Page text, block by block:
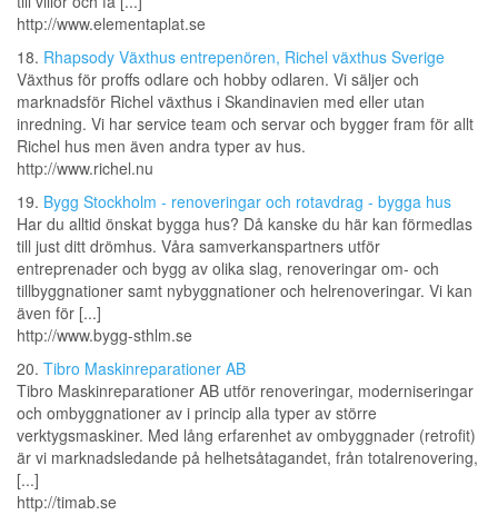
http://www.elementaplat.se
18. Rhapsody Växthus entrepenören, Richel växthus Sverige
Växthus för proffs odlare och hobby odlaren. Vi säljer och
marknadsför Richel växthus i Skandinavien med eller utan
inredning. Vi har service team och servar och bygger fram för allt
Richel hus men även andra typer av hus.
http://www.richel.nu
19. Bygg Stockholm - renoveringar och rotavdrag - bygga hus
Har du alltid önskat bygga hus? Då kanske du här kan förmedlas
till just ditt drömhus. Våra samverkanspartners utför
entreprenader och bygg av olika slag, renoveringar om- och
tillbyggnationer samt nybyggnationer och helrenoveringar. Vi kan
även för [...]
http://www.bygg-sthlm.se
20. Tibro Maskinreparationer AB
Tibro Maskinreparationer AB utför renoveringar, moderniseringar
och ombyggnationer av i princip alla typer av större
verktygsmaskiner. Med lång erfarenhet av ombyggnader (retrofit)
är vi marknadsledande på helhetsåtagandet, från totalrenovering,
[...]
http://timab.se